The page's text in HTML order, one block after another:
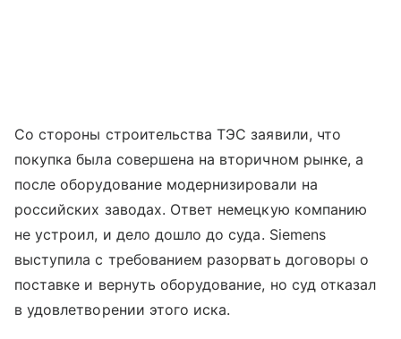
Со стороны строительства ТЭС заявили, что
покупка была совершена на вторичном рынке, а
после оборудование модернизировали на
российских заводах. Ответ немецкую компанию
не устроил, и дело дошло до суда. Siemens
выступила с требованием разорвать договоры о
поставке и вернуть оборудование, но суд отказал
в удовлетворении этого иска.